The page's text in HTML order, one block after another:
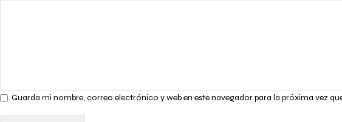
Guarda mi nombre, correo electrónico y web en este navegador para la próxima vez